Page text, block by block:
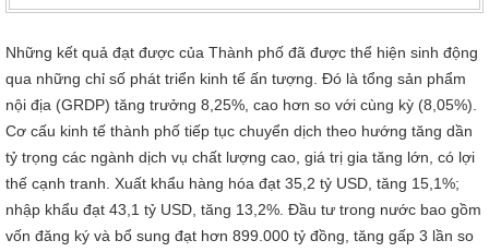
Những kết quả đạt được của Thành phố đã được thể hiện sinh động
qua những chỉ số phát triển kinh tế ấn tượng. Đó là tổng sản phẩm
nội địa (GRDP) tăng trưởng 8,25%, cao hơn so với cùng kỳ (8,05%).
Cơ cấu kinh tế thành phố tiếp tục chuyển dịch theo hướng tăng dần
tỷ trọng các ngành dịch vụ chất lượng cao, giá trị gia tăng lớn, có lợi
thế cạnh tranh. Xuất khẩu hàng hóa đạt 35,2 tỷ USD, tăng 15,1%;
nhập khẩu đạt 43,1 tỷ USD, tăng 13,2%. Đầu tư trong nước bao gồm
vốn đăng ký và bổ sung đạt hơn 899.000 tỷ đồng, tăng gấp 3 lần so